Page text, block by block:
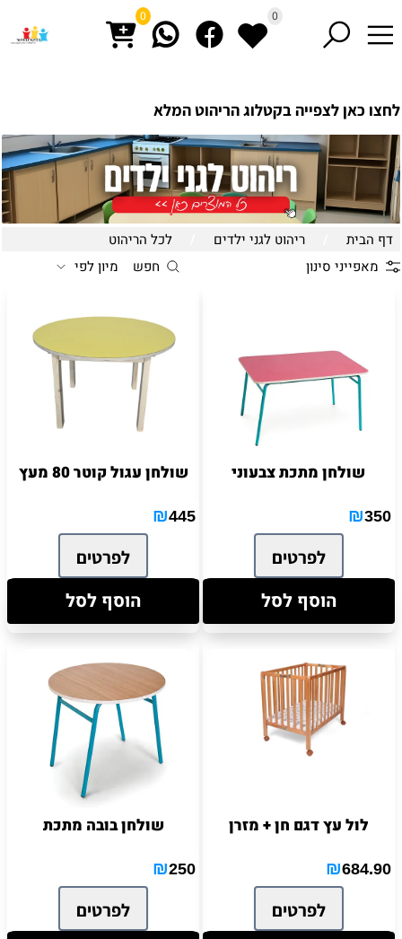
0
0
לחצו כאן לצפייה בקטלוג הריהוט המלא
דף הבית ריהוט לגני ילדים
לכל הריהוט
מאפייני סינון
חפש מיון לפי
שולחן מתכת צבעוני
₪350
לפרטים
הוסף לסל
שולחן עגול קוטר 80 מעץ
₪445
לפרטים
הוסף לסל
לול עץ דגם חן + מזרן
₪684.90
לפרטים
שולחן בובה מתכת
₪250
לפרטים